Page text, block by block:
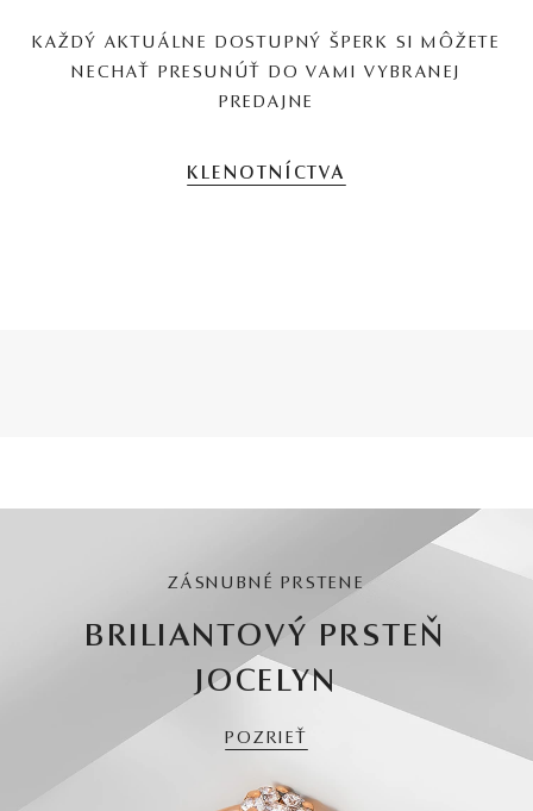
KAŽDÝ AKTUÁLNE DOSTUPNÝ ŠPERK SI MÔŽETE
NECHAŤ PRESUNÚŤ DO VAMI VYBRANEJ
PREDAJNE
KLENOTNÍCTVA
ZÁSNUBNÉ PRSTENE
BRILIANTOVÝ PRSTEŇ
JOCELYN
POZRIEŤ